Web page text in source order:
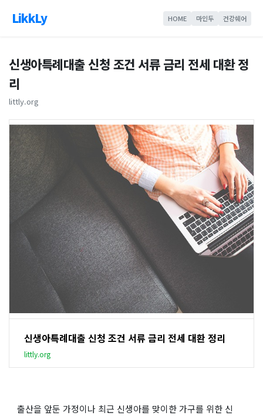
LikkLy HOME 마인두 건강쉐어
신생아특례대출 신청 조건 서류 금리 전세 대환 정
리
littly.org
신생아특례대출 신청 조건 서류 금리 전세 대환 정리
littly.org
출산을 앞둔 가정이나 최근 신생아를 맞이한 가구를 위한 신